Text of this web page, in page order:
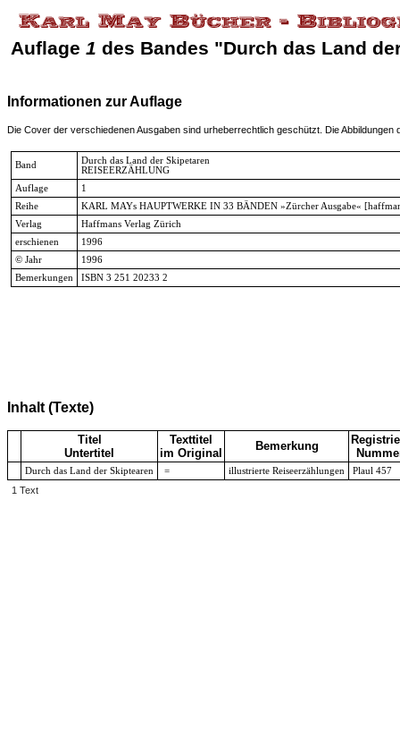
Auflage 1 des Bandes "Durch das Land
Informationen zur Auflage
Die Cover der verschiedenen Ausgaben sind urheberrechtlich geschützt. Die Abbildungen
Band
Durch das Land der Skipetaren
REISEERZÄHLUNG
Auflage
1
Reihe
KARL MAYs HAUPTWERKE IN 33 BÄNDEN »Zürcher Ausgabe«
Verlag
Haffmans Verlag Zürich
erschienen
1996
© Jahr
1996
Bemerkungen
ISBN 3 251 20233 2
Inhalt (Texte)
Titel
Untertitel
Texttitel
im Original
Bemerkung
Durch das Land der Skiptearen = illustrierte Reiseerzählungen Plaul 457
1 Text